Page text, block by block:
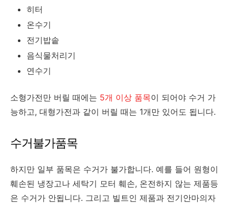
히터
온수기
전기밥솥
음식물처리기
연수기
소형가전만 버릴 때에는 5개 이상 품목이 되어야 수거 가
능하고, 대형가전과 같이 버릴 때는 1개만 있어도 됩니다.
수거불가품목
하지만 일부 품목은 수거가 불가합니다. 예를 들어 원형이
훼손된 냉장고나 세탁기 모터 훼손, 온전하지 않는 제품등
은 수거가 안됩니다. 그리고 빌트인 제품과 전기안마의자